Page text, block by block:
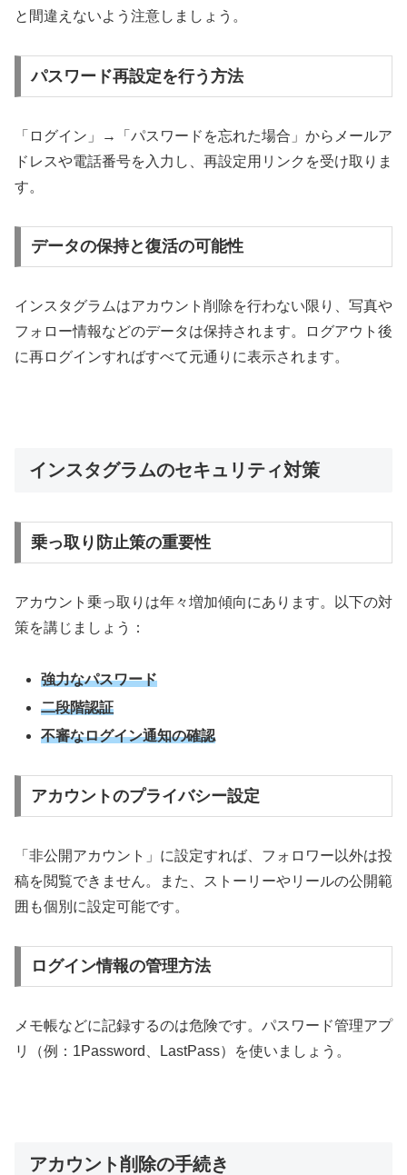
と間違えないよう注意しましょう。
パスワード再設定を行う方法
「ログイン」→「パスワードを忘れた場合」からメールア
ドレスや電話番号を入力し、再設定用リンクを受け取りま
す。
データの保持と復活の可能性
インスタグラムはアカウント削除を行わない限り、写真や
フォロー情報などのデータは保持されます。ログアウト後
に再ログインすればすべて元通りに表示されます。
インスタグラムのセキュリティ対策
乗っ取り防止策の重要性
アカウント乗っ取りは年々増加傾向にあります。以下の対
策を講じましょう：
強力なパスワード
二段階認証
不審なログイン通知の確認
アカウントのプライバシー設定
「非公開アカウント」に設定すれば、フォロワー以外は投
稿を閲覧できません。また、ストーリーやリールの公開範
囲も個別に設定可能です。
ログイン情報の管理方法
メモ帳などに記録するのは危険です。パスワード管理アプ
リ（例：1Password、LastPass）を使いましょう。
アカウント削除の手続き